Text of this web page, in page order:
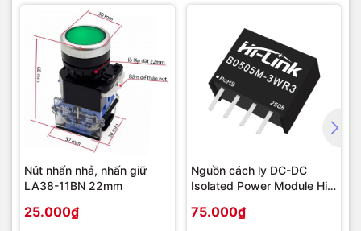
Nút nhấn nhả, nhấn giữ
LA38-11BN 22mm
25.000₫
Nguồn cách ly DC-DC
Isolated Power Module Hi-
75.000₫